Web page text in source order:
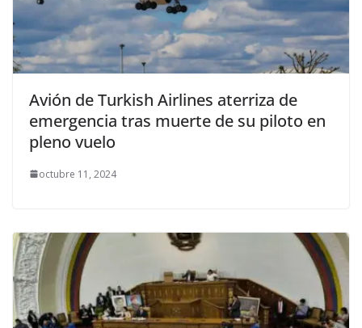
Avión de Turkish Airlines aterriza de
emergencia tras muerte de su piloto en
pleno vuelo
octubre 11, 2024